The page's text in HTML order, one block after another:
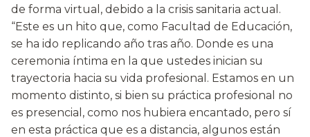
de forma virtual, debido a la crisis sanitaria actual.
“Este es un hito que, como Facultad de Educación,
se ha ido replicando año tras año. Donde es una
ceremonia íntima en la que ustedes inician su
trayectoria hacia su vida profesional. Estamos en un
momento distinto, si bien su práctica profesional no
es presencial, como nos hubiera encantado, pero sí
en esta práctica que es a distancia, algunos están